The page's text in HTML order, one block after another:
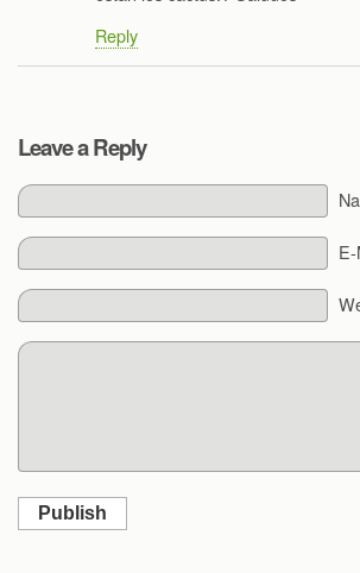
Reply
Leave a Reply
Publish